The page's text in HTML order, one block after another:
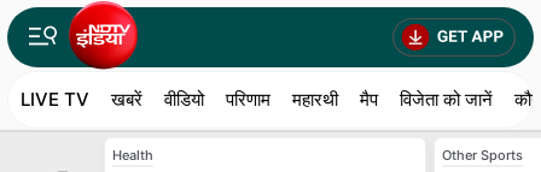
LIVE TV खबरें वीडियो परिणाम महारथी मैप विजेता को जानें
Health Other Sports